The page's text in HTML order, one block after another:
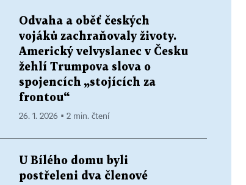
Odvaha a oběť českých
vojáků zachraňovaly životy.
Americký velvyslanec v Česku
žehlí Trumpova slova o
spojencích „stojících za
frontou“
26. 1. 2026 ▪ 2 min. čtení
U Bílého domu byli
postřeleni dva členové